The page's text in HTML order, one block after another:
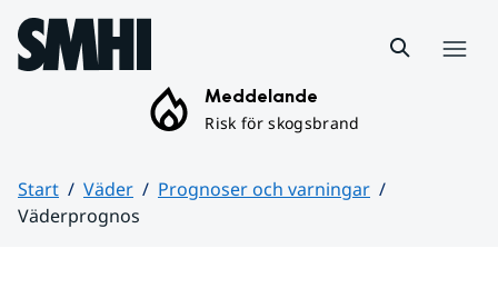
Hoppa till sidans innehåll
Meddelande
Risk för skogsbrand
Start Väder
Prognoser och varningar
Väderprognos